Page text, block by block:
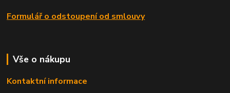
Formulář o odstoupení od smlouvy
Vše o nákupu
Kontaktní informace